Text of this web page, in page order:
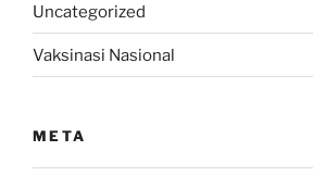
Uncategorized
Vaksinasi Nasional
META